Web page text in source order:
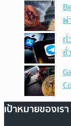
ผ่
ทั่
ชั่
เป้าหมายของเรา